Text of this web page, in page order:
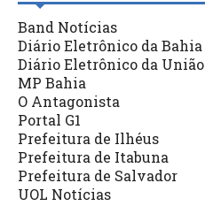
Band Notícias
Diário Eletrônico da Bahia
Diário Eletrônico da União
MP Bahia
O Antagonista
Portal G1
Prefeitura de Ilhéus
Prefeitura de Itabuna
Prefeitura de Salvador
UOL Notícias